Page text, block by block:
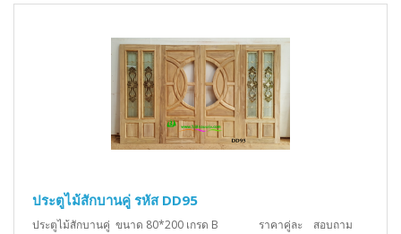
ประตูไม้สักบานคู่ รหัส DD95
ประตูไม้สักบานคู่ ขนาด 80*200 เกรด B ราคาคู่ละ สอบถาม